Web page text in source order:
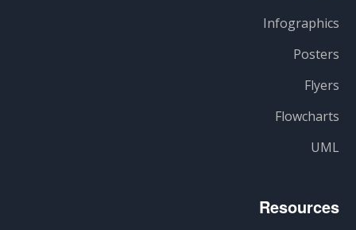
Infographics
Posters
Flyers
Flowcharts
UML
Resources